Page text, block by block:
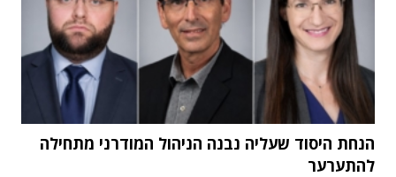
הנחת היסוד שעליה נבנה הניהול המודרני מתחילה
להתערער